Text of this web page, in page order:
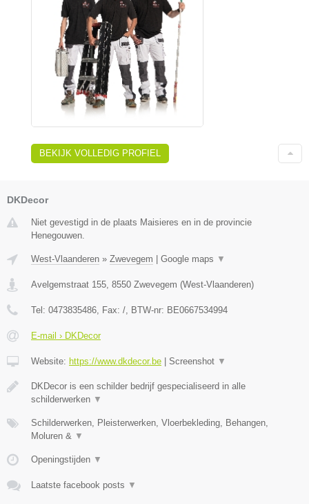
BEKIJK VOLLEDIG PROFIEL
DKDecor
Niet gevestigd in de plaats Maisieres en in de provincie
Henegouwen.
West-Vlaanderen » Zwevegem Google maps ▼
Avelgemstraat 155 8550 Zwevegem (West-Vlaanderen)
Tel: 0473835486 , Fax: / , BTW-nr: BE0667534994
E-mail › DKDecor
Website: https://www.dkdecor.be Screenshot ▼
DKDecor is een schilder bedrijf gespecialiseerd in alle
schilderwerken ▼
Schilderwerken, Pleisterwerken, Vloerbekleding, Behangen,
Moluren & ▼
Openingstijden ▼
Laatste facebook posts ▼